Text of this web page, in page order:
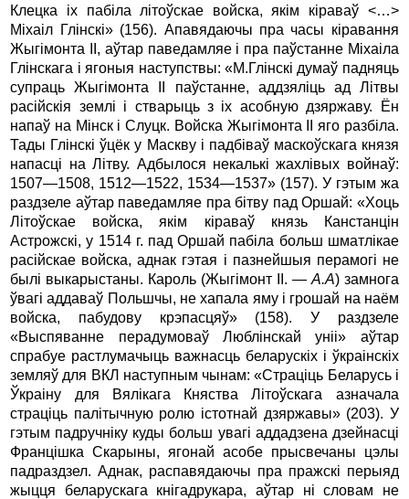
Клецка іх пабіла літоўскае войска, якім кіраваў <…>
Міхаіл Глінскі» (156). Апавядаючы пра часы кіравання
Жыгімонта II, аўтар паведамляе і пра паўстанне Міхаіла
Глінскага і ягоныя наступствы: «М.Глінскі думаў падняць
супраць Жыгімонта II паўстанне, аддзяліць ад Літвы
расійскія землі і стварыць з іх асобную дзяржаву. Ён
напаў на Мінск і Слуцк. Войска Жыгімонта II яго разбіла.
Тады Глінскі ўцёк у Маскву і падбіваў маскоўскага князя
напасці на Літву. Адбылося некалькі жахлівых войнаў:
1507—1508, 1512—1522, 1534—1537» (157). У гэтым жа
раздзеле аўтар паведамляе пра бітву пад Оршай: «Хоць
Літоўскае войска, якім кіраваў князь Канстанцін
Астрожскі, у 1514 г. пад Оршай пабіла больш шматлікае
расійскае войска, аднак гэтая і пазнейшыя перамогі не
былі выкарыстаны. Кароль (Жыгімонт II. — А.А) замнога
ўвагі аддаваў Польшчы, не хапала яму і грошай на наём
войска, пабудову крэпасцяў» (158). У раздзеле
«Выспяванне перадумоваў Люблінскай уніі» аўтар
спрабуе растлумачыць важнасць беларускіх і ўкраінскіх
земляў для ВКЛ наступным чынам: «Страціць Беларусь і
Ўкраіну для Вялікага Княства Літоўскага азначала
страціць палітычную ролю істотнай дзяржавы» (203). У
гэтым падручніку куды больш увагі аддадзена дзейнасці
Францішка Скарыны, ягонай асобе прысвечаны цэлы
падраздзел. Аднак, распавядаючы пра пражскі перыяд
жыцця беларускага кнігадрукара, аўтар ні словам не